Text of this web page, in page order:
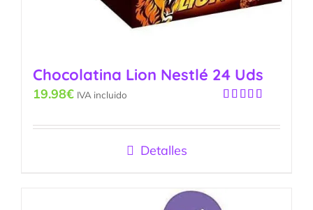
Chocolatina Lion Nestlé 24 Uds
5
19.98€ IVA incluido
Detalles